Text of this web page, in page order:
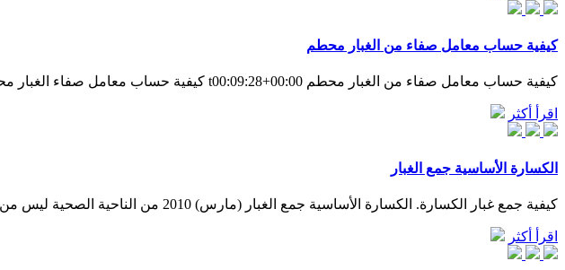
كيفية حساب معامل صفاء من الغبار محطم
كيفية حساب معامل صفاء من الغبار محطم t00:09:28+00:00 كيفية حساب معامل صفاء الغبار محطم. مرافق الغبار محطم. كيفية جعل الغبار بطانة الرخام مخروط
اقرأ أكثر
الكسارة الأساسية جمع الغبار
كيفية جمع غبار الكسارة. الكسارة الأساسية جمع الغبار (مارس) 2010 من الناحية الصحية ليس من السهل أثبات ان جميع الغبار (الهواء الملوث) في الجو الدردشة الآن الحزام الناقل ، دلو المصاعد ، الغبار جامع ...
اقرأ أكثر